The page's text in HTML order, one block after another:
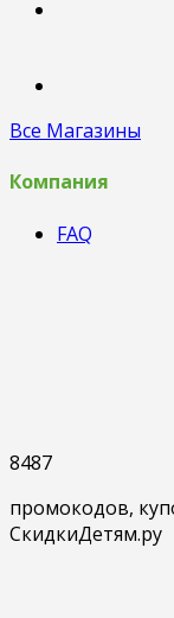
Все Магазины
Компания
FAQ
8487
промокодов,
СкидкиДетям.ру